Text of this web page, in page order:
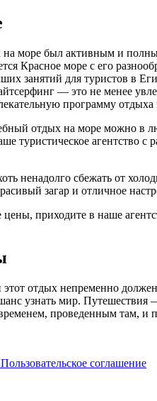
на море был активным и
Красное море с его
занятий для туристов в
— это не менее
программу
отдых на море можно в
туристическое агентство с
ненадолго сбежать от
загар и отличное
приходите в наше
отдых непременно
узнать мир. Путешествия
проведенным там, и
Пользовательское соглашение